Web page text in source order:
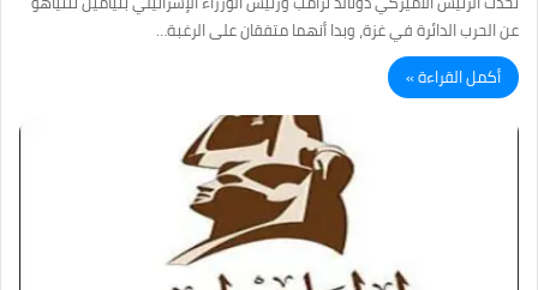
عن الحرب الدائرة في غزة، وبدا أنهما متفقان على الرغبة…
أكمل القراءة »